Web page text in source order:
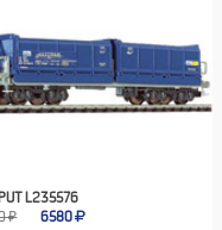
L235576
₽
6580